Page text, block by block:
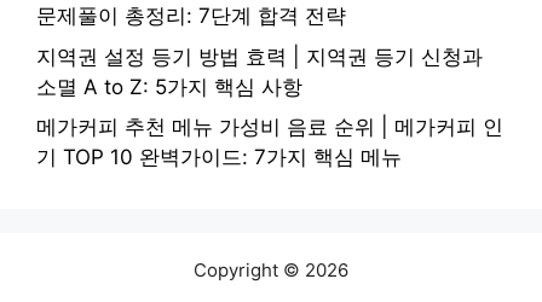
문제풀이 총정리: 7단계 합격 전략
지역권 설정 등기 방법 효력 | 지역권 등기 신청과
소멸 A to Z: 5가지 핵심 사항
메가커피 추천 메뉴 가성비 음료 순위 | 메가커피 인
기 TOP 10 완벽가이드: 7가지 핵심 메뉴
Copyright © 2026